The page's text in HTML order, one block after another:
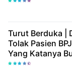
Turut Berduka |
Tolak Pasien
Yang Katanya